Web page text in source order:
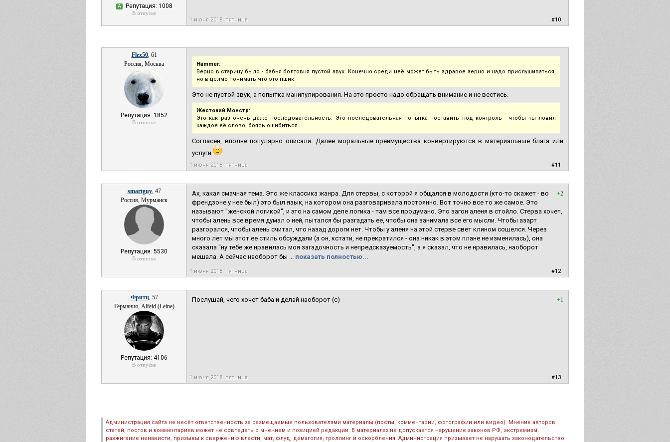
А Репутация: 1008
В отпуске
1 июня 2018, пятница #10
Flex50, 61
Россия, Москва
Репутация: 1852
В отпуске
Hammer:
Верно в старину было - бабья болтовня пустой звук. Конечно среди неё может быть здравое зерно и надо прислушиваться,
но в целмо понимать что это пшик.
Это не пустой звук, а попытка манипулирования. На это просто надо обращать внимание и не вестись.
Жестокий Монстр:
Это как раз очень даже последовательность. Это последовательная попытка поставить под контроль - чтобы ты ловил
каждое её слово, боясь ошибиться.
Согласен, вполне популярно описали. Далее моральные преимущества конвертируются в материальные блага или
услуги
1 июня 2018, пятница #11
smartguy, 47
Россия, Мурманск
Репутация: 5530
В отпуске
+2
Ах, какая смачная тема. Это же классика жанра. Для стервы, с которой я общался в молодости (кто-то скажет - во
френдзоне у нее был) это был язык, на котором она разговаривала постоянно. Вот точно все то же самое. Это
называют "женской логикой", и это на самом деле логика - там все продумано. Это загон аленя в стойло. Стерва хочет,
чтобы алень все время думал о ней, пытался бы разгадать ее, чтобы она занимала все его мысли. Чтобы азарт
разгорался, чтобы алень считал, что назад дороги нет. Чтобы у аленя на этой стерве свет клином сошелся. Через
много лет мы этот ее стиль обсуждали (а он, кстати, не прекратился - она никак в этом плане не изменилась), она
сказала "ну тебе же нравилась моя загадочность и непредсказуемость", а я сказал, что не нравилась, наоборот
мешала. А сейчас наоборот бы ... показать полностью...
1 июня 2018, пятница #12
Фритц, 57
Германия, Alfeld (Leine)
Репутация: 4106
В отпуске
+1
Послушай, чего хочет баба и делай наоборот (с)
1 июня 2018, пятница #13
Администрация сайта не несёт ответственность за размещаемые пользователями материалы (посты, комментарии, фотографии или видео). Мнение авторов
статей, постов и комментариев может не совпадать с мнением и позицией редакции. В материалах не допускается нарушение законов РФ, экстремизм,
разжигание ненависти, призывы к свержению власти, мат, флуд, демагогия, троллинг и оскорбления. Администрация призывает не нарушать законодательство